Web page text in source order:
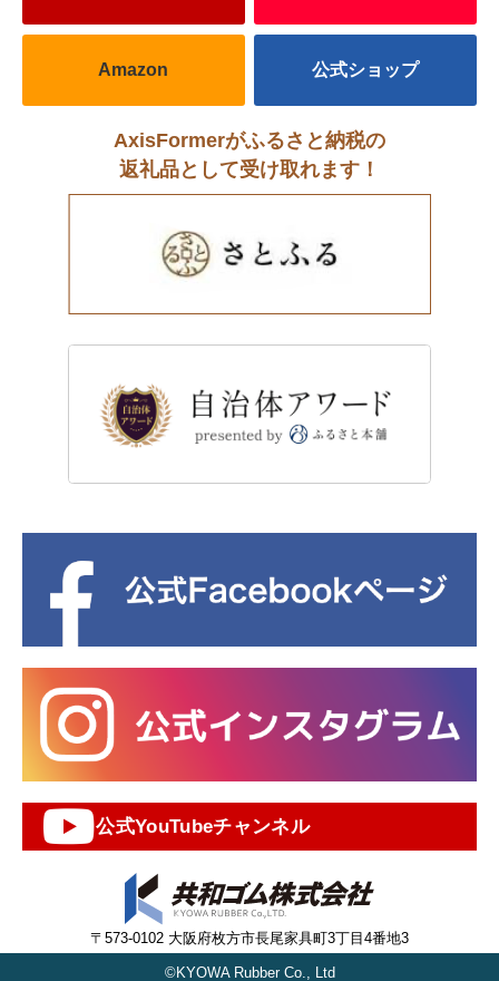
Amazon 公式ショップ
AxisFormerがふるさと納税の
返礼品として受け取れます！
公式YouTubeチャンネル
〒573-0102 大阪府枚方市長尾家具町3丁目4番地3
©KYOWA Rubber Co., Ltd